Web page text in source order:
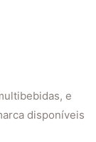
e
disponíveis